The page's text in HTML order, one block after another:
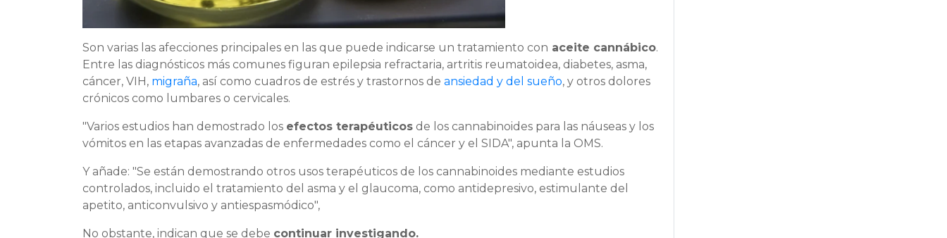
Son varias las afecciones principales en las que puede indicarse un tratamiento con aceite cannábico.
Entre las diagnósticos más comunes figuran epilepsia refractaria, artritis reumatoidea, diabetes, asma,
cáncer, VIH, migraña, así como cuadros de estrés y trastornos de ansiedad y del sueño, y otros dolores
crónicos como lumbares o cervicales.
"Varios estudios han demostrado los efectos terapéuticos de los cannabinoides para las náuseas y los
vómitos en las etapas avanzadas de enfermedades como el cáncer y el SIDA", apunta la OMS.
Y añade: "Se están demostrando otros usos terapéuticos de los cannabinoides mediante estudios
controlados, incluido el tratamiento del asma y el glaucoma, como antidepresivo, estimulante del
apetito, anticonvulsivo y antiespasmódico",
No obstante, indican que se debe continuar investigando.